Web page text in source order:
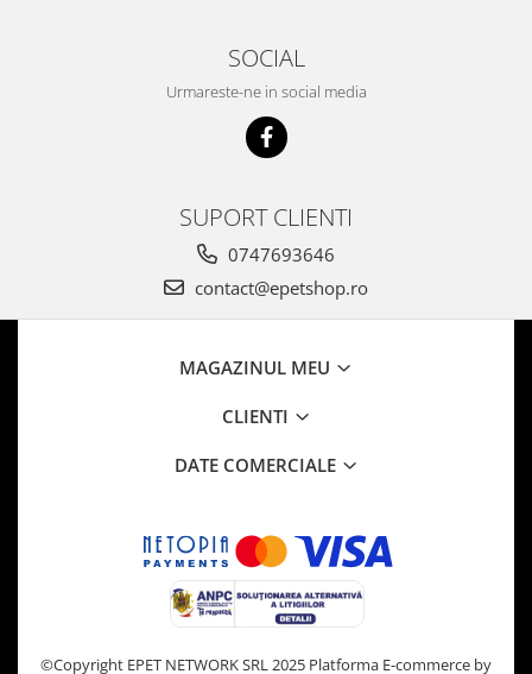
SOCIAL
Urmareste-ne in social media
SUPORT CLIENTI
0747693646
contact@epetshop.ro
MAGAZINUL MEU
CLIENTI
DATE COMERCIALE
©Copyright EPET NETWORK SRL 2025 Platforma E-commerce by